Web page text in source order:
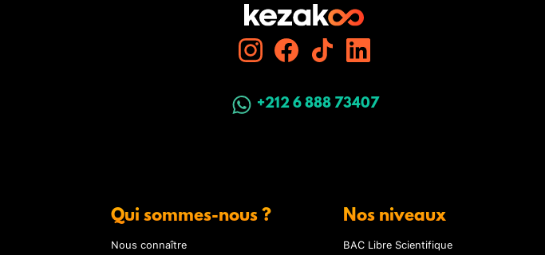
+212 6 888 73407
Qui sommes-nous ?
Nous connaître
Nos niveaux
BAC Libre Scientifique